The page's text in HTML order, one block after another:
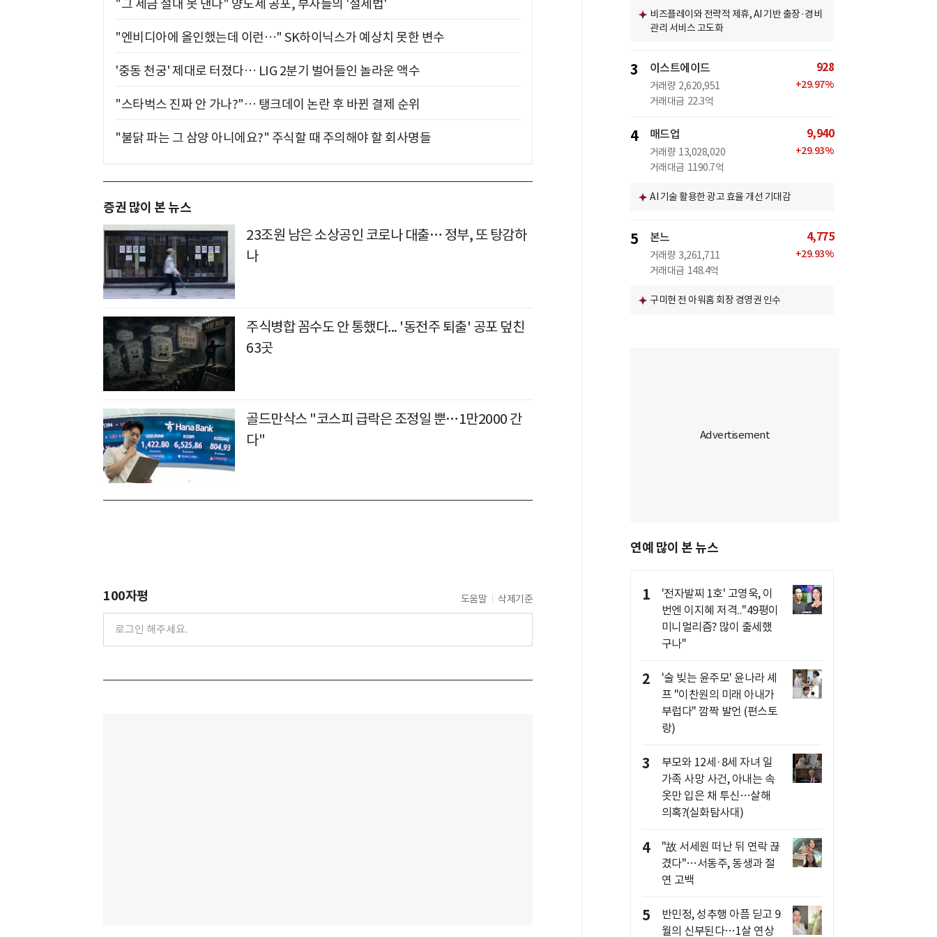
"그 세금 절대 못 낸다" 양도세 공포, 부자들의 '절세법'
"엔비디아에 올인했는데 이런…" SK하이닉스가 예상치 못한 변수
'중동 천궁' 제대로 터졌다… LIG 2분기 벌어들인 놀라운 액수
"스타벅스 진짜 안 가나?"… 탱크데이 논란 후 바뀐 결제 순위
"불닭 파는 그 삼양 아니에요?" 주식할 때 주의해야 할 회사명들
증권 많이 본 뉴스
23조원 남은 소상공인 코로나 대출… 정부, 또 탕감하
나
주식병합 꼼수도 안 통했다... '동전주 퇴출' 공포 덮친
63곳
골드만삭스 "코스피 급락은 조정일 뿐…1만2000 간
다"
100자평 도움말 삭제기준
비즈플레이와 전략적 제휴, AI 기반 출장·경비
관리 서비스 고도화
3 이스트에이드
거래량 2,620,951
거래대금 22.3억
928
+29.97%
4 매드업
거래량 13,028,020
거래대금 1190.7억
9,940
+29.93%
AI 기술 활용한 광고 효율 개선 기대감
5 본느
거래량 3,261,711
거래대금 148.4억
4,775
+29.93%
구미현 전 아워홈 회장 경영권 인수
연예 많이 본 뉴스
1
'전자발찌 1호' 고영욱, 이
번엔 이지혜 저격.."49평이
미니멀리즘? 많이 출세했
구나"
2
'술 빚는 윤주모' 윤나라 셰
프 "이찬원의 미래 아내가
부럽다" 깜짝 발언 (편스토
랑)
3
부모와 12세·8세 자녀 일
가족 사망 사건, 아내는 속
옷만 입은 채 투신…살해
의혹?(실화탐사대)
4
"故 서세원 떠난 뒤 연락 끊
겼다"…서동주, 동생과 절
연 고백
5
반민정, 성추행 아픔 딛고 9
월의 신부된다…1살 연상